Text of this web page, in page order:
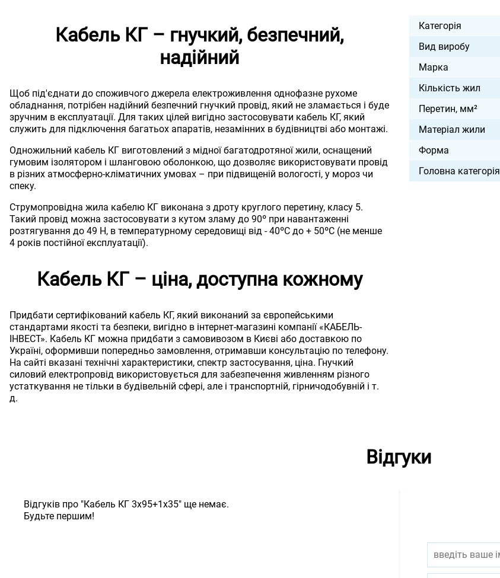
Кабель КГ – гнучкий, безпечний,
надійний
Щоб під'єднати до споживчого джерела електроживлення однофазне рухоме
обладнання, потрібен надійний безпечний гнучкий провід, який не зламається і буде
зручним в експлуатації. Для таких цілей вигідно застосовувати кабель КГ, який
служить для підключення багатьох апаратів, незамінних в будівництві або монтажі.
Одножильний кабель КГ виготовлений з мідної багатодротяної жили, оснащений
гумовим ізолятором і шланговою оболонкою, що дозволяє використовувати провід
в різних атмосферно-кліматичних умовах – при підвищеній вологості, у мороз чи
спеку.
Струмопровідна жила кабелю КГ виконана з дроту круглого перетину, класу 5.
Такий провід можна застосовувати з кутом зламу до 90º при навантаженні
розтягування до 49 Н, в температурному середовищі від - 40ºС до + 50ºС (не менше
4 років постійної експлуатації).
Кабель КГ – ціна, доступна кожному
Придбати сертифікований кабель КГ, який виконаний за європейськими
стандартами якості та безпеки, вигідно в інтернет-магазині компанії «КАБЕЛЬ-
ІНВЕСТ». Кабель КГ можна придбати з самовивозом в Києві або доставкою по
Україні, оформивши попередньо замовлення, отримавши консультацію по телефону.
На сайті вказані технічні характеристики, спектр застосування, ціна. Гнучкий
силовий електропровід використовується для забезпечення живленням різного
устаткування не тільки в будівельній сфері, але і транспортній, гірничодобувній і т.
д.
Категорія
Вид виробу
Марка
Кількість жил
Перетин, мм²
Матеріал жили
Форма
Головна категорія
Відгуки
Відгуків про "Кабель КГ 3х95+1х35" ще немає.
Будьте першим!